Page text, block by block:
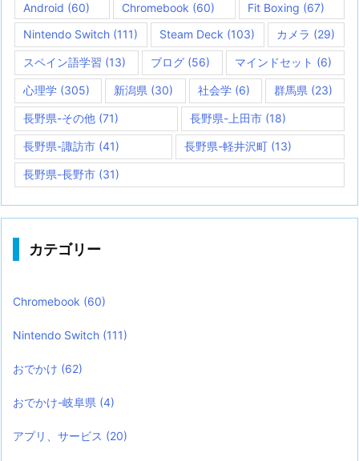
Android (60) Chromebook (60) Fit Boxing (67)
Nintendo Switch (111) Steam Deck (103) カメラ (29)
スペイン語学習 (13) ブログ (56) マインドセット (6)
心理学 (305) 新潟県 (30) 社会学(6) 群馬県 (23)
長野県-その他 (71) 長野県-上田市(18)
長野県-諏訪市 (41) 長野県-軽井沢町 (13)
長野県-長野市 (31)
カテゴリー
Chromebook (60)
Nintendo Switch (111)
おでかけ (62)
おでかけ-岐阜県 (4)
アプリ、サービス (20)